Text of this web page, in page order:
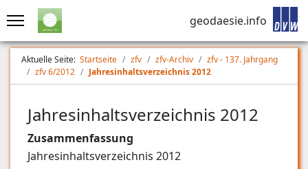
geodaesie.info
Aktuelle Seite: Startseite zfv zfv-Archiv
zfv - 137. Jahrgang
zfv 6/2012
Jahresinhaltsverzeichnis 2012
Jahresinhaltsverzeichnis 2012
Zusammenfassung
Jahresinhaltsverzeichnis 2012